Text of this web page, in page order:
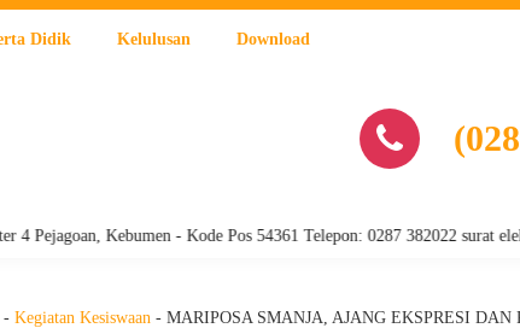
Didik Kelulusan Download
Kebumen - Kode Pos 54361 Telepon: 0287 382022 surat elektronik
- Kegiatan Kesiswaan - MARIPOSA SMANJA, AJANG EKSPRESI